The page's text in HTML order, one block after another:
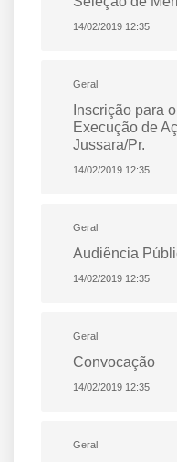
14/02/2019 12:35
Geral
Inscrição para
Execução de
Jussara/Pr.
14/02/2019 12:35
Geral
Audiência
14/02/2019 12:35
Geral
Convocação
14/02/2019 12:35
Geral